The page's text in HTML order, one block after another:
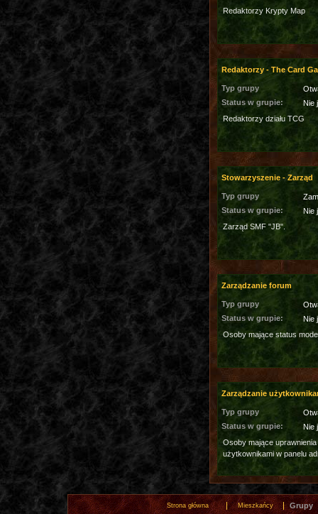
Redaktorzy Krypty Map
Redaktorzy - The Card
Typ grupy
Status w grupie:
Nie
Redaktorzy działu TCG
Stowarzyszenie - Zarząd
Typ grupy
Status w grupie:
Nie
Zarząd SMF "JB".
Zarządzanie forum
Typ grupy
Status w grupie:
Nie
Osoby mające status
Zarządzanie
Typ grupy
Status w grupie:
Nie
Osoby mające
użytkownikami w panelu
Strona główna Mieszkańcy Grupy